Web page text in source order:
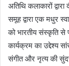
अतिथि कलाकारों
समूह द्वारा एक मधुर
को भारतीय संस्कृति से
कार्यक्रम का उद्देश्य
संगीत और नृत्य की